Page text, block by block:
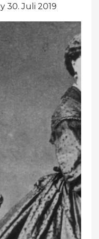
30. Juli 2019